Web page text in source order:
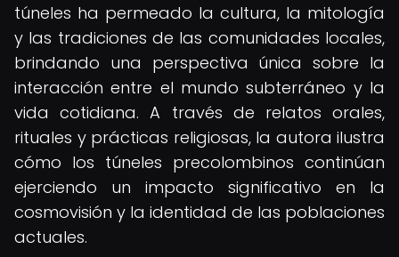
túneles ha permeado la cultura, la mitología
y las tradiciones de las comunidades locales,
brindando una perspectiva única sobre la
interacción entre el mundo subterráneo y la
vida cotidiana. A través de relatos orales,
rituales y prácticas religiosas, la autora ilustra
cómo los túneles precolombinos continúan
ejerciendo un impacto significativo en la
cosmovisión y la identidad de las poblaciones
actuales.